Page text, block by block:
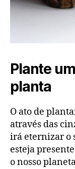
Plante
planta
O ato de
através das
irá eternizar o
esteja
o nosso